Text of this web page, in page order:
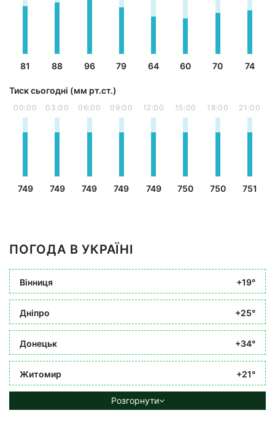
81 88 96 79 64 60 70 74
Тиск сьогодні (мм рт.ст.)
00:00
749
03:00
749
06:00
749
09:00
749
12:00
749
15:00
750
18:00
750
21:00
751
ПОГОДА В УКРАЇНІ
Вінниця +19°
Дніпро +25°
Донецьк +34°
Житомир +21°
Розгорнути